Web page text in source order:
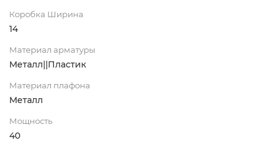
Коробка Ширина
14
Материал арматуры
Металл||Пластик
Материал плафона
Металл
Мощность
40